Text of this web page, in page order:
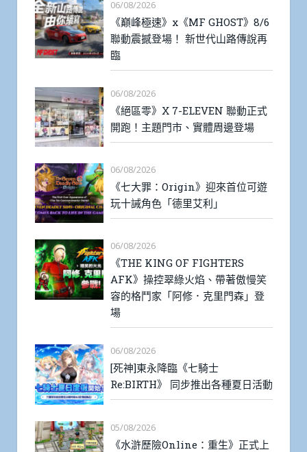
06/08/2026
《巔峰極速》x《MF GHOST》8/6
聯動震撼登場！ 新世代山路傳說再
臨
06/08/2026
《絕區零》X 7-ELEVEN 聯動正式
開跑！主題門市、實體周邊登場
06/08/2026
《七大罪：Origin》迎來首位可遊
玩十誡角色「德里艾利」
06/08/2026
《THE KING OF FIGHTERS
AFK》操控翠綠火焰、帶著傲慢笑
容的格鬥家「阿修．克里門森」登
場
06/08/2026
[死神]東永降臨《七騎士
Re:BIRTH》 同步推出各種夏日活動
05/08/2026
《水滸歷險Online：重生》正式上